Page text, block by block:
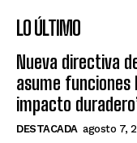
LO ÚLTIMO
Nueva directiva
asume funciones
impacto
DESTACADA agosto 7,